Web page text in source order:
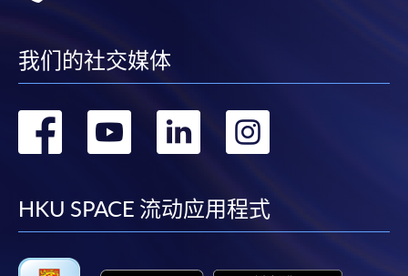
我们的社交媒体
转
facebook
转
youtube
转
linkedin
HKU SPACE 流动应用程式